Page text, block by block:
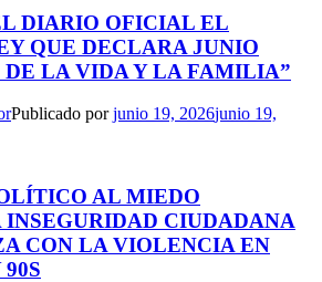
DIARIO OFICIAL EL
QUE DECLARA JUNIO
DE LA VIDA Y LA FAMILIA”
Publicado porjunio 19, 2026junio 19,
AL MIEDO
CIUDADANA
CON LA VIOLENCIA EN